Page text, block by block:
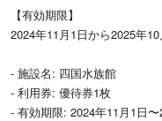
【有効期限】
2024年11月1日から2025年
- 施設名: 四国水族館
- 利用券: 優待券1枚
- 有効期限: 2024年11月1日